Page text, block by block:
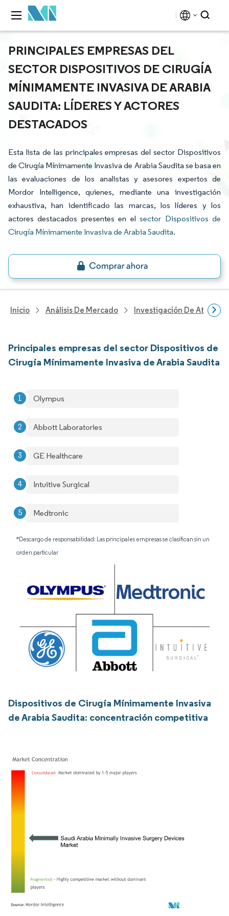
PRINCIPALES EMPRESAS DEL
SECTOR DISPOSITIVOS DE CIRUGÍA
MÍNIMAMENTE INVASIVA DE ARABIA
SAUDITA: LÍDERES Y ACTORES
DESTACADOS
Esta lista de las principales empresas del sector Dispositivos
de Cirugía Mínimamente Invasiva de Arabia Saudita se basa en
las evaluaciones de los analistas y asesores expertos de
Mordor Intelligence, quienes, mediante una investigación
exhaustiva, han identificado las marcas, los líderes y los
actores destacados presentes en elsector Dispositivos de
Cirugía Mínimamente Invasiva de Arabia Saudita.
Inicio Análisis De Mercado Investigación De
Principales empresas del sector Dispositivos de
Cirugía Mínimamente Invasiva de Arabia Saudita
Olympus
Abbott Laboratories
GE Healthcare
Intuitive Surgical
Medtronic
*Descargo de responsabilidad: Las principales empresas se clasifican sin un
orden particular
Dispositivos de Cirugía Mínimamente Invasiva
de Arabia Saudita: concentración competitiva